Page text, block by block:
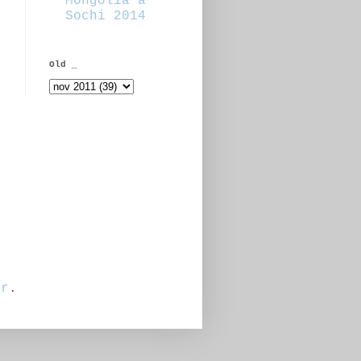
Sochi 2014
Old _
.